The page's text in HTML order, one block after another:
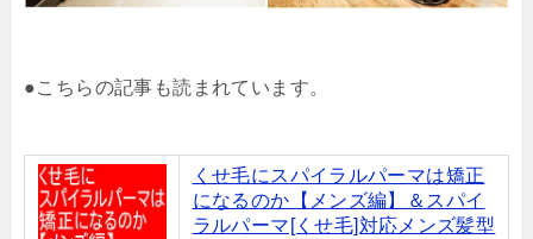
●こちらの記事も読まれています。
くせ毛にスパイラルパーマは矯正
になるのか【メンズ編】＆スパイ
ラルパーマ[くせ毛]対応メンズ髪型